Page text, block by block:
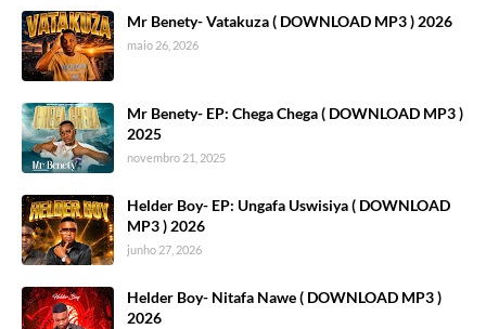
Mr Benety- Vatakuza ( DOWNLOAD MP3 ) 2026
maio 26, 2026
Mr Benety- EP: Chega Chega ( DOWNLOAD MP3 )
2025
novembro 21, 2025
Helder Boy- EP: Ungafa Uswisiya ( DOWNLOAD
MP3 ) 2026
junho 27, 2026
Helder Boy- Nitafa Nawe ( DOWNLOAD MP3 )
2026